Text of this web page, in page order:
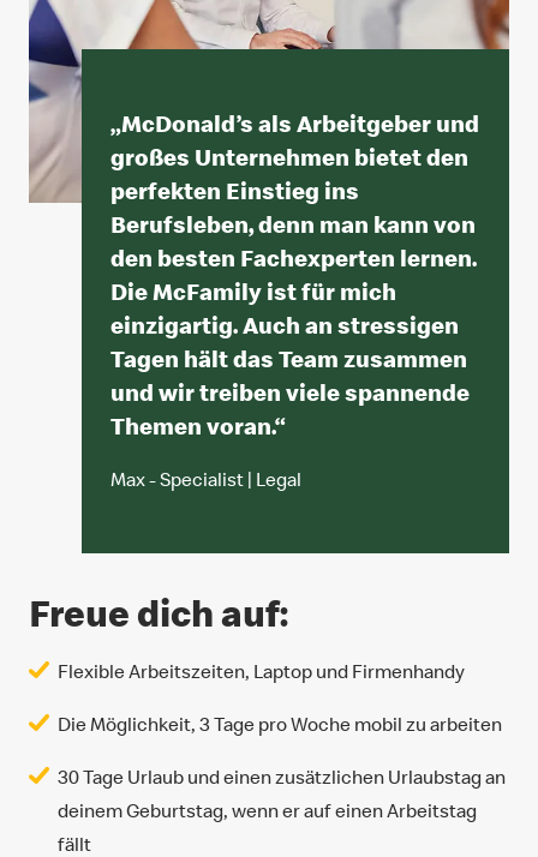
„McDonald’s als Arbeitgeber und
großes Unternehmen bietet den
perfekten Einstieg ins
Berufsleben, denn man kann von
den besten Fachexperten lernen.
Die McFamily ist für mich
einzigartig. Auch an stressigen
Tagen hält das Team zusammen
und wir treiben viele spannende
Themen voran.“
Max - Specialist | Legal
Freue dich auf:
Flexible Arbeitszeiten, Laptop und Firmenhandy
Die Möglichkeit, 3 Tage pro Woche mobil zu arbeiten
30 Tage Urlaub und einen zusätzlichen Urlaubstag an
deinem Geburtstag, wenn er auf einen Arbeitstag
fällt